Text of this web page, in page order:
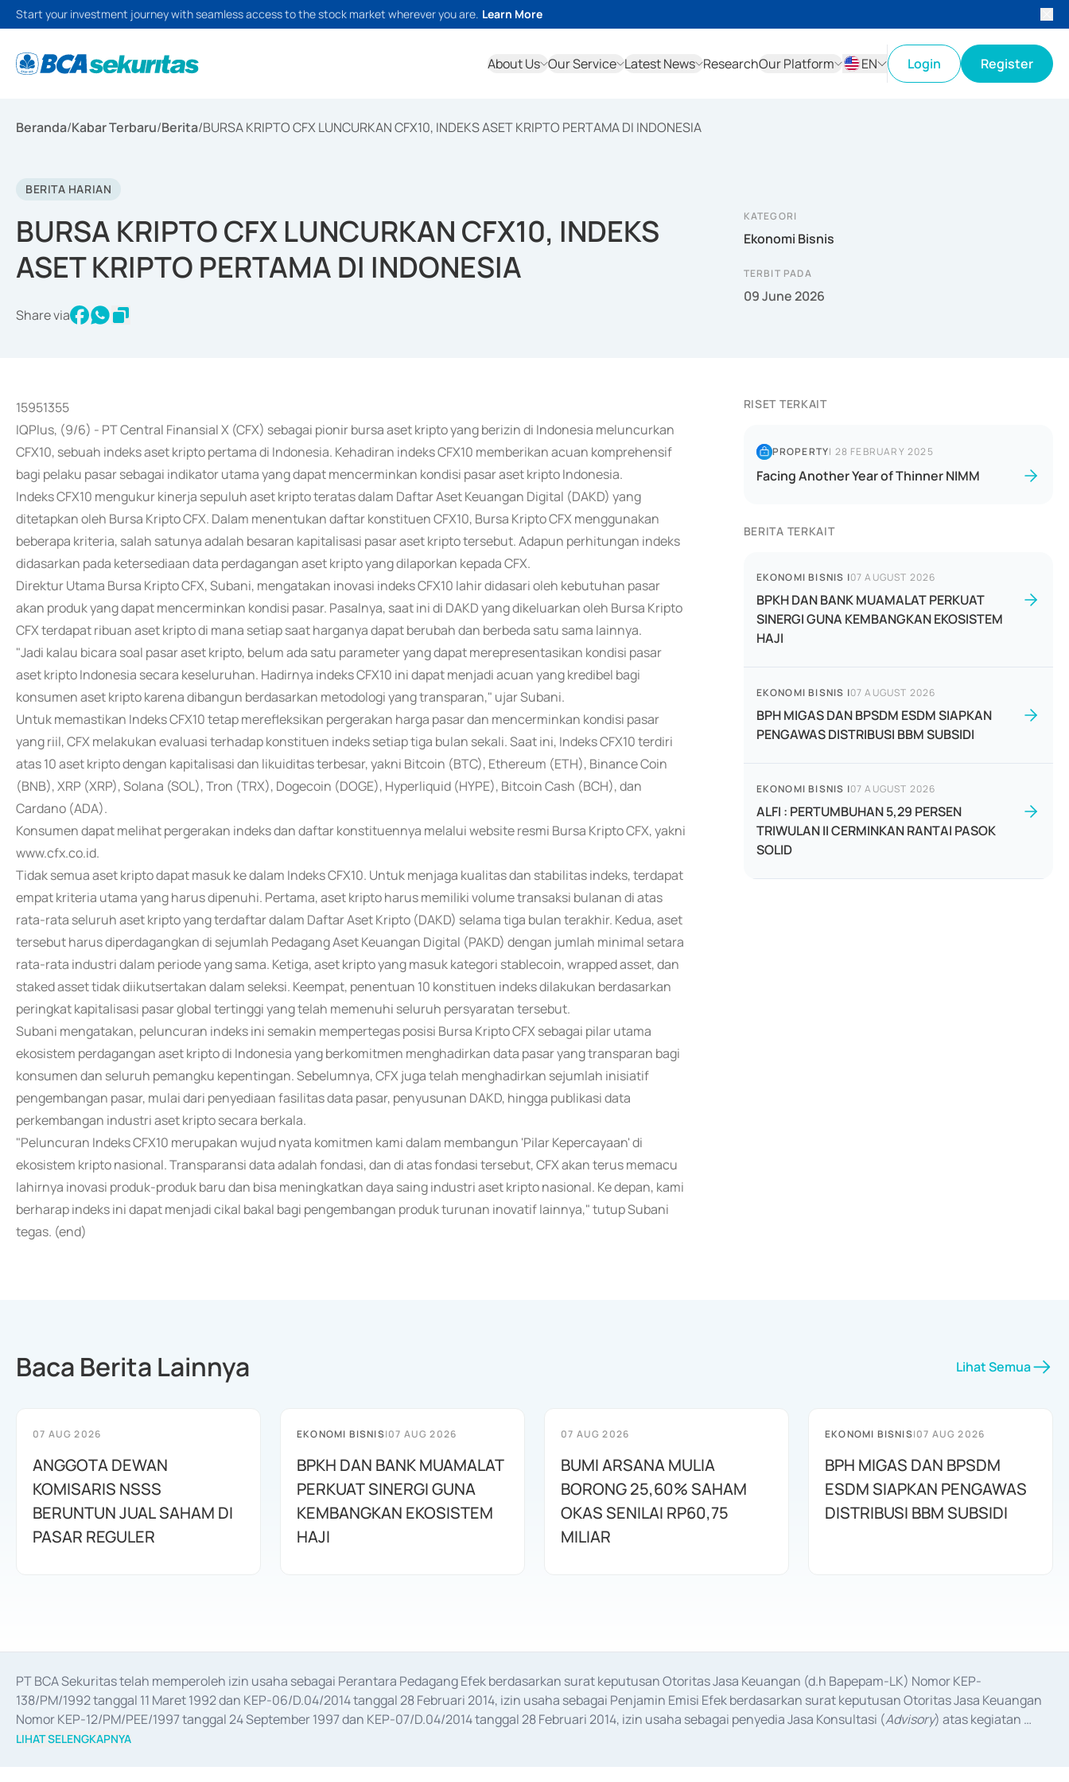
Start your investment journey with seamless access to the stock market wherever you are. Learn More
About Us Our Service Latest News ResearchOur Platform
EN
Login Register
Beranda/Kabar Terbaru/Berita/BURSA KRIPTO CFX LUNCURKAN CFX10, INDEKS ASET KRIPTO PERTAMA DI INDONESIA
BERITA HARIAN
BURSA KRIPTO CFX LUNCURKAN CFX10, INDEKS
ASET KRIPTO PERTAMA DI INDONESIA
Share via
KATEGORI
Ekonomi Bisnis
TERBIT PADA
09 June 2026
15951355
IQPlus, (9/6) - PT Central Finansial X (CFX) sebagai pionir bursa aset kripto yang berizin di Indonesia meluncurkan
CFX10, sebuah indeks aset kripto pertama di Indonesia. Kehadiran indeks CFX10 memberikan acuan komprehensif
bagi pelaku pasar sebagai indikator utama yang dapat mencerminkan kondisi pasar aset kripto Indonesia.
Indeks CFX10 mengukur kinerja sepuluh aset kripto teratas dalam Daftar Aset Keuangan Digital (DAKD) yang
ditetapkan oleh Bursa Kripto CFX. Dalam menentukan daftar konstituen CFX10, Bursa Kripto CFX menggunakan
beberapa kriteria, salah satunya adalah besaran kapitalisasi pasar aset kripto tersebut. Adapun perhitungan indeks
didasarkan pada ketersediaan data perdagangan aset kripto yang dilaporkan kepada CFX.
Direktur Utama Bursa Kripto CFX, Subani, mengatakan inovasi indeks CFX10 lahir didasari oleh kebutuhan pasar
akan produk yang dapat mencerminkan kondisi pasar. Pasalnya, saat ini di DAKD yang dikeluarkan oleh Bursa Kripto
CFX terdapat ribuan aset kripto di mana setiap saat harganya dapat berubah dan berbeda satu sama lainnya.
"Jadi kalau bicara soal pasar aset kripto, belum ada satu parameter yang dapat merepresentasikan kondisi pasar
aset kripto Indonesia secara keseluruhan. Hadirnya indeks CFX10 ini dapat menjadi acuan yang kredibel bagi
konsumen aset kripto karena dibangun berdasarkan metodologi yang transparan," ujar Subani.
Untuk memastikan Indeks CFX10 tetap merefleksikan pergerakan harga pasar dan mencerminkan kondisi pasar
yang riil, CFX melakukan evaluasi terhadap konstituen indeks setiap tiga bulan sekali. Saat ini, Indeks CFX10 terdiri
atas 10 aset kripto dengan kapitalisasi dan likuiditas terbesar, yakni Bitcoin (BTC), Ethereum (ETH), Binance Coin
(BNB), XRP (XRP), Solana (SOL), Tron (TRX), Dogecoin (DOGE), Hyperliquid (HYPE), Bitcoin Cash (BCH), dan
Cardano (ADA).
Konsumen dapat melihat pergerakan indeks dan daftar konstituennya melalui website resmi Bursa Kripto CFX, yakni
www.cfx.co.id.
Tidak semua aset kripto dapat masuk ke dalam Indeks CFX10. Untuk menjaga kualitas dan stabilitas indeks, terdapat
empat kriteria utama yang harus dipenuhi. Pertama, aset kripto harus memiliki volume transaksi bulanan di atas
rata-rata seluruh aset kripto yang terdaftar dalam Daftar Aset Kripto (DAKD) selama tiga bulan terakhir. Kedua, aset
tersebut harus diperdagangkan di sejumlah Pedagang Aset Keuangan Digital (PAKD) dengan jumlah minimal setara
rata-rata industri dalam periode yang sama. Ketiga, aset kripto yang masuk kategori stablecoin, wrapped asset, dan
staked asset tidak diikutsertakan dalam seleksi. Keempat, penentuan 10 konstituen indeks dilakukan berdasarkan
peringkat kapitalisasi pasar global tertinggi yang telah memenuhi seluruh persyaratan tersebut.
Subani mengatakan, peluncuran indeks ini semakin mempertegas posisi Bursa Kripto CFX sebagai pilar utama
ekosistem perdagangan aset kripto di Indonesia yang berkomitmen menghadirkan data pasar yang transparan bagi
konsumen dan seluruh pemangku kepentingan. Sebelumnya, CFX juga telah menghadirkan sejumlah inisiatif
pengembangan pasar, mulai dari penyediaan fasilitas data pasar, penyusunan DAKD, hingga publikasi data
perkembangan industri aset kripto secara berkala.
"Peluncuran Indeks CFX10 merupakan wujud nyata komitmen kami dalam membangun 'Pilar Kepercayaan' di
ekosistem kripto nasional. Transparansi data adalah fondasi, dan di atas fondasi tersebut, CFX akan terus memacu
lahirnya inovasi produk-produk baru dan bisa meningkatkan daya saing industri aset kripto nasional. Ke depan, kami
berharap indeks ini dapat menjadi cikal bakal bagi pengembangan produk turunan inovatif lainnya," tutup Subani
tegas. (end)
RISET TERKAIT
PROPERTY| 28 FEBRUARY 2025
Facing Another Year of Thinner NIMM
BERITA TERKAIT
EKONOMI BISNIS |07 AUGUST 2026
BPKH DAN BANK MUAMALAT PERKUAT
SINERGI GUNA KEMBANGKAN EKOSISTEM
HAJI
EKONOMI BISNIS |07 AUGUST 2026
BPH MIGAS DAN BPSDM ESDM SIAPKAN
PENGAWAS DISTRIBUSI BBM SUBSIDI
EKONOMI BISNIS |07 AUGUST 2026
ALFI : PERTUMBUHAN 5,29 PERSEN
TRIWULAN II CERMINKAN RANTAI PASOK
SOLID
Baca Berita Lainnya Lihat Semua
07 AUG 2026
ANGGOTA DEWAN
KOMISARIS NSSS
BERUNTUN JUAL SAHAM DI
PASAR REGULER
EKONOMI BISNIS|07 AUG 2026
BPKH DAN BANK MUAMALAT
PERKUAT SINERGI GUNA
KEMBANGKAN EKOSISTEM
HAJI
07 AUG 2026
BUMI ARSANA MULIA
BORONG 25,60% SAHAM
OKAS SENILAI RP60,75
MILIAR
EKONOMI BISNIS|07 AUG 2026
BPH MIGAS DAN BPSDM
ESDM SIAPKAN PENGAWAS
DISTRIBUSI BBM SUBSIDI
PT BCA Sekuritas telah memperoleh izin usaha sebagai Perantara Pedagang Efek berdasarkan surat keputusan Otoritas Jasa Keuangan (d.h Bapepam-LK) Nomor KEP-
138/PM/1992 tanggal 11 Maret 1992 dan KEP-06/D.04/2014 tanggal 28 Februari 2014, izin usaha sebagai Penjamin Emisi Efek berdasarkan surat keputusan Otoritas Jasa Keuangan
Nomor KEP-12/PM/PEE/1997 tanggal 24 September 1997 dan KEP-07/D.04/2014 tanggal 28 Februari 2014, izin usaha sebagai penyedia Jasa Konsultasi (Advisory) atas kegiatan
merger, akuisisi, divestasi, dan
LIHAT SELENGKAPNYA